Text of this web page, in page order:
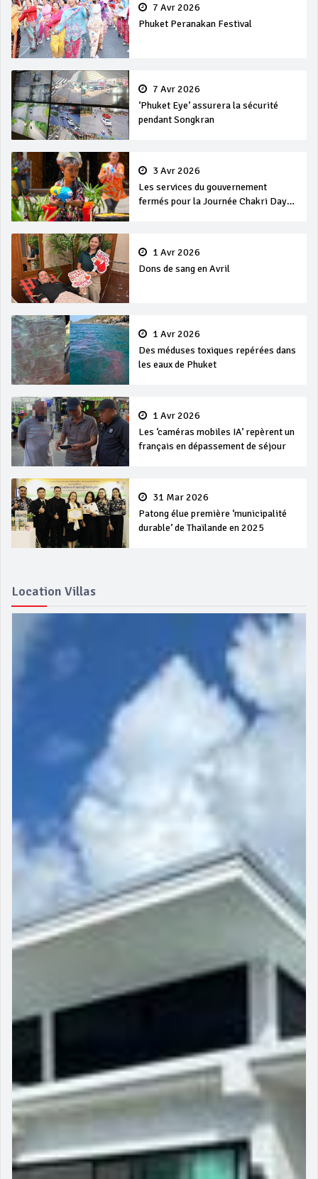
7 Avr 2026
Phuket Peranakan Festival
7 Avr 2026
‘Phuket Eye’ assurera la sécurité
pendant Songkran
3 Avr 2026
Les services du gouvernement
fermés pour la Journée Chakri Day
1 Avr 2026
Dons de sang en Avril
1 Avr 2026
Des méduses toxiques repérées dans
les eaux de Phuket
1 Avr 2026
Les ‘caméras mobiles IA’ repèrent un
français en dépassement de séjour
31 Mar 2026
Patong élue première ‘municipalité
durable’ de Thaïlande en 2025
Location Villas